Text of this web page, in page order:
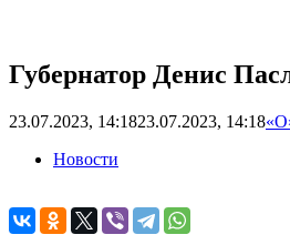
Губернатор Денис
23.07.2023, 14:1823.07.2023, 14:18
Новости